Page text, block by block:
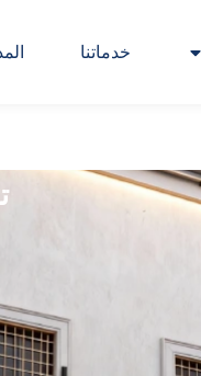
خدماتنا